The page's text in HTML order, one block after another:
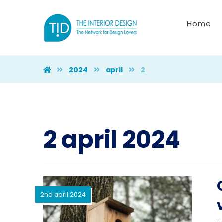
Home
2024 april 2
2 april 2024
2nd april 2024